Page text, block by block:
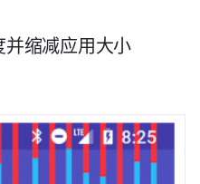
并缩减应用大小